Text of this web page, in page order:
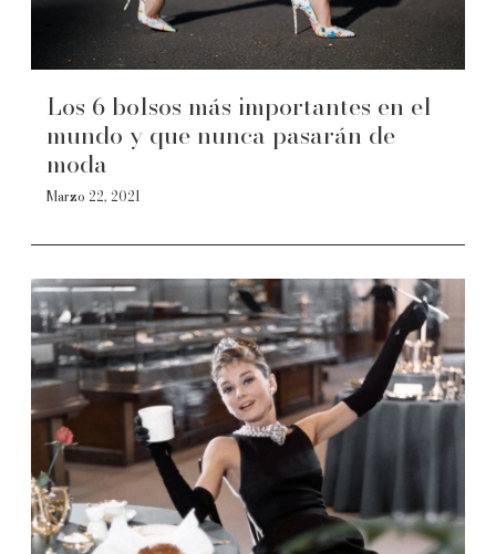
Los 6 bolsos más importantes en el
mundo y que nunca pasarán de
moda
Marzo 22, 2021